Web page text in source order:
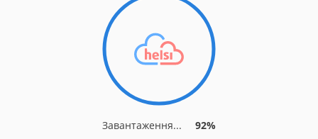
Завантаження... 92%